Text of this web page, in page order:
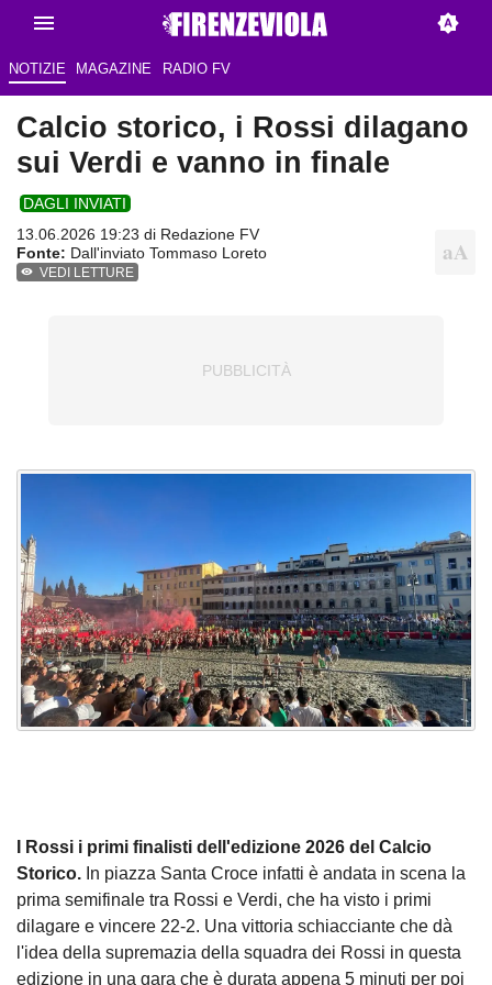
NOTIZIE MAGAZINE RADIO FV
Calcio storico, i Rossi dilagano
sui Verdi e vanno in finale
DAGLI INVIATI
13.06.2026 19:23 di Redazione FV
Fonte: Dall'inviato Tommaso Loreto
VEDI LETTURE
I Rossi i primi finalisti dell'edizione 2026 del Calcio
Storico. In piazza Santa Croce infatti è andata in scena la
prima semifinale tra Rossi e Verdi, che ha visto i primi
dilagare e vincere 22-2. Una vittoria schiacciante che dà
l'idea della supremazia della squadra dei Rossi in questa
edizione in una gara che è durata appena 5 minuti per poi